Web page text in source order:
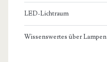
LED-Lichtraum
Wissenswertes über Lampen